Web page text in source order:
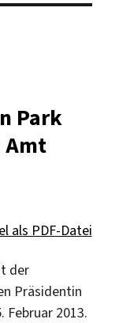
Park
Amt
als PDF-Datei
der
Präsidentin
Februar 2013.